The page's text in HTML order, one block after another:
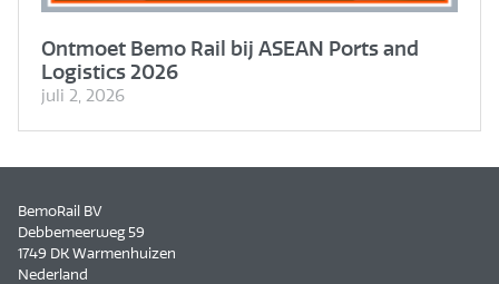
Ontmoet Bemo Rail bij ASEAN Ports and
Logistics 2026
juli 2, 2026
BemoRail BV
Debbemeerweg 59
1749 DK Warmenhuizen
Nederland